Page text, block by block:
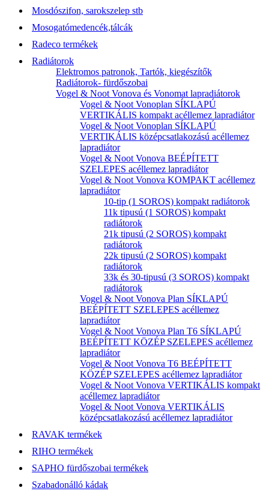
Mosdószifon, sarokszelep stb
Mosogatómedencék,tálcák
Radeco termékek
Radiátorok
Elektromos patronok, Tartók, kiegészítők
Radiátorok- fürdőszobai
Vogel & Noot Vonova és Vonomat lapradiátorok
Vogel & Noot Vonoplan SÍKLAPÚ
VERTIKÁLIS kompakt acéllemez lapradiátor
Vogel & Noot Vonoplan SÍKLAPÚ
VERTIKÁLIS középcsatlakozású acéllemez
lapradiátor
Vogel & Noot Vonova BEÉPÍTETT
SZELEPES acéllemez lapradiátor
Vogel & Noot Vonova KOMPAKT acéllemez
lapradiátor
10-tip (1 SOROS) kompakt radiátorok
11k tipusú (1 SOROS) kompakt
radiátorok
21k tipusú (2 SOROS) kompakt
radiátorok
22k tipusú (2 SOROS) kompakt
radiátorok
33k és 30-tipusú (3 SOROS) kompakt
radiátorok
Vogel & Noot Vonova Plan SÍKLAPÚ
BEÉPÍTETT SZELEPES acéllemez
lapradiátor
Vogel & Noot Vonova Plan T6 SÍKLAPÚ
BEÉPÍTETT KÖZÉP SZELEPES acéllemez
lapradiátor
Vogel & Noot Vonova T6 BEÉPÍTETT
KÖZÉP SZELEPES acéllemez lapradiátor
Vogel & Noot Vonova VERTIKÁLIS kompakt
acéllemez lapradiátor
Vogel & Noot Vonova VERTIKÁLIS
középcsatlakozású acéllemez lapradiátor
RAVAK termékek
RIHO termékek
SAPHO fürdőszobai termékek
Szabadonálló kádak